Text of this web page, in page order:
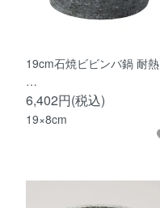
19cm石焼ビビンバ鍋 耐熱
…
6,402円(税込)
19×8cm